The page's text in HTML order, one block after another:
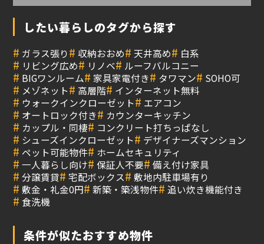
したい暮らしのタグから探す
# ガラス張り# 収納おおめ# 天井高め# 白系
# リビング広め# リノベ# ルーフバルコニー
# BIGワンルーム# 家具家電付き# タワマン# SOHO可
# メゾネット# 高層階# インターネット無料
# ウォークインクローゼット# エアコン
# オートロック付き# カウンターキッチン
# カップル・同棲# コンクリート打ちっぱなし
# シューズインクローゼット# デザイナーズマンション
# ペット可能物件# ホームセキュリティ
# 一人暮らし向け# 保証人不要# 備え付け家具
# 分譲賃貸# 宅配ボックス# 敷地内駐車場有り
# 敷金・礼金0円# 新築・築浅物件# 追い炊き機能付き
# 食洗機
条件が似たおすすめ物件